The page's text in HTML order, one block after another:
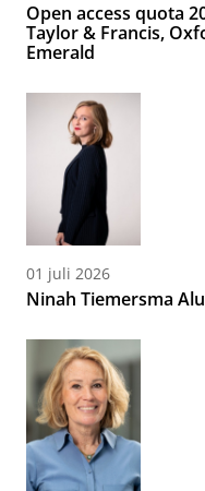
Open access quota
Taylor & Francis,
Emerald
01 juli 2026
Ninah Tiemersma